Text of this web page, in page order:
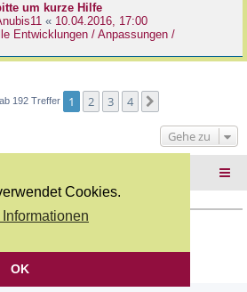
Cookies.
OK
um kurze Hilfe
« 10.04.2016, 17:00
Entwicklungen / Anpassungen /
192 Treffer 1 2 3 4
Gehe zu
durchphpBB.de